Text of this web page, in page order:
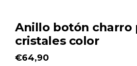
Anillo botón charro
cristales color
€64,90